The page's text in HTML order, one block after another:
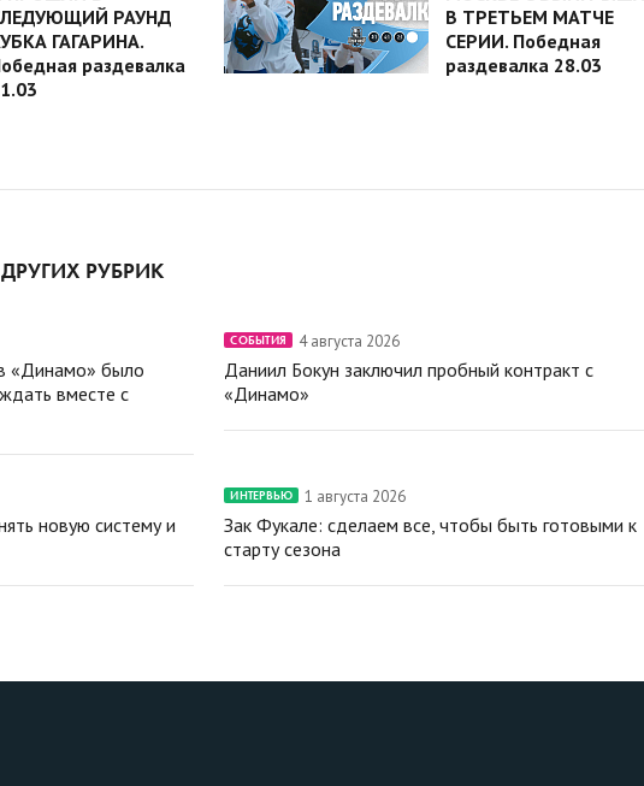
РАУНД
ГАГАРИНА.
раздевалка
В ТРЕТЬЕМ МАТЧЕ
СЕРИИ. Победная
раздевалка 28.03
РУБРИК
«Динамо» было
вместе с
СОБЫТИЯ 4 августа 2026
Даниил Бокун заключил пробный контракт с
«Динамо»
новую систему и
ИНТЕРВЬЮ 1 августа 2026
Зак Фукале: сделаем все, чтобы быть готовыми к
старту сезона